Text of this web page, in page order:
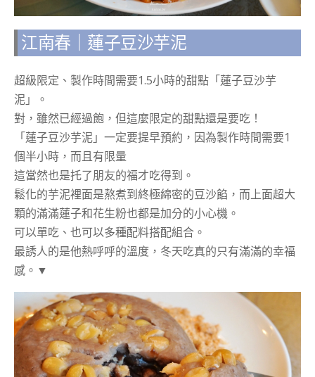
江南春｜蓮子豆沙芋泥
超級限定、製作時間需要1.5小時的甜點「蓮子豆沙芋
泥」。
對，雖然已經過飽，但這麼限定的甜點還是要吃！
「蓮子豆沙芋泥」一定要提早預約，因為製作時間需要1
個半小時，而且有限量
這當然也是托了朋友的福才吃得到。
鬆化的芋泥裡面是熬煮到終極綿密的豆沙餡，而上面超大
顆的滿滿蓮子和花生粉也都是加分的小心機。
可以單吃、也可以多種配料搭配組合。
最誘人的是他熱呼呼的溫度，冬天吃真的只有滿滿的幸福
感。▼